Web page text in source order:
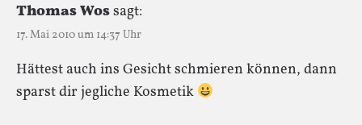
Thomas Wossagt:
17. Mai 2010 um 14:37 Uhr
Hättest auch ins Gesicht schmieren können, dann
sparst dir jegliche Kosmetik